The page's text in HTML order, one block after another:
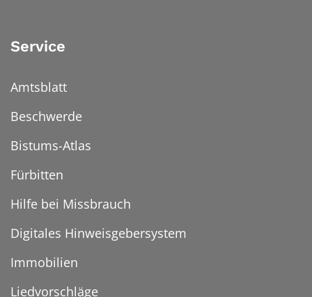
Service
Amtsblatt
Beschwerde
Bistums-Atlas
Fürbitten
Hilfe bei Missbrauch
Digitales Hinweisgebersystem
Immobilien
Liedvorschläge